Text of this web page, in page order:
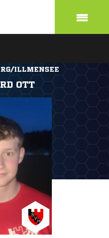
ILLMENSEE
OTT